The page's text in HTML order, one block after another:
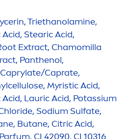
Triethanolamine,
Stearic Acid,
Extract, Chamomilla
Panthenol,
Caprate,
Myristic Acid,
Lauric Acid, Potassium
Sodium Sulfate,
Butane, Citric Acid,
CI 42090, CI 10316